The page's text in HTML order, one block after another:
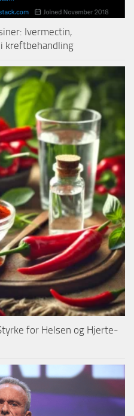
Ivermectin,
kreftbehandling
for Helsen og Hjerte-